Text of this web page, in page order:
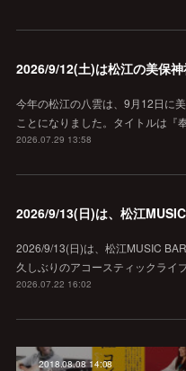
今年の松江の八雲は、9月12日に
ことになりました。タイトルは『
2026.07.29 13:58
2026/9/13(日)は、松江MUSIC
久しぶりのアコースティックライ
2026.07.22 16:02
2018.08.08 14:08